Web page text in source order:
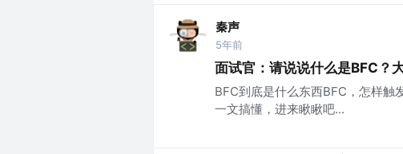
秦声
5年前
面试官：请说说什么是BFC？
BFC到底是什么东西BFC，怎样触
一文搞懂，进来瞅瞅吧...